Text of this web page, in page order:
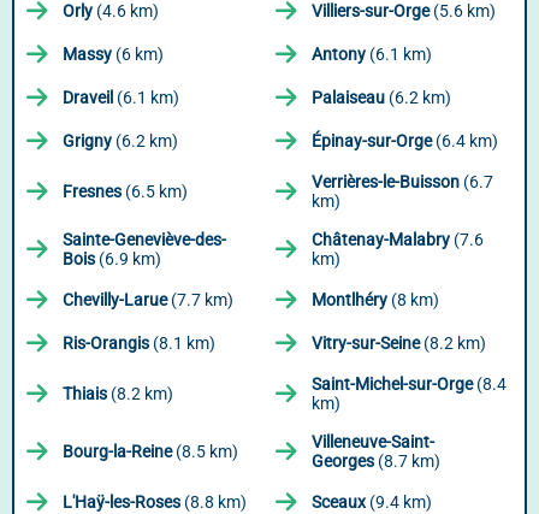
Orly (4.6 km) Villiers-sur-Orge(5.6 km)
Massy (6 km) Antony (6.1 km)
Draveil (6.1 km) Palaiseau (6.2 km)
Grigny (6.2 km) Épinay-sur-Orge(6.4 km)
Fresnes (6.5 km) Verrières-le-Buisson (6.7
km)
Sainte-Geneviève-des-
Bois (6.9 km)
Châtenay-Malabry (7.6
km)
Chevilly-Larue(7.7 km) Montlhéry (8 km)
Ris-Orangis (8.1 km) Vitry-sur-Seine(8.2 km)
Thiais (8.2 km) Saint-Michel-sur-Orge(8.4
km)
Bourg-la-Reine(8.5 km)
Villeneuve-Saint-
Georges (8.7 km)
L'Haÿ-les-Roses (8.8 km) Sceaux(9.4 km)